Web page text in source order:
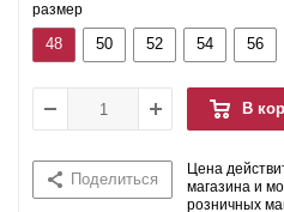
размер
48 50 52 54 56
В
Поделиться
Цена
магазина и
розничных